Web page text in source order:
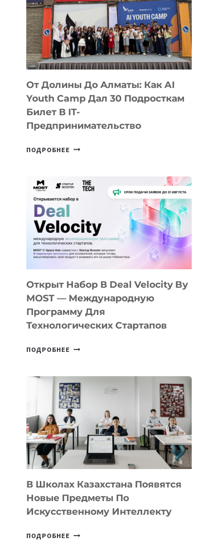
От Долины До Алматы: Как AI
Youth Camp Дал 30 Подросткам
Билет В IT-
Предпринимательство
ПОДРОБНЕЕ ОТ
АЛМАТЫ:
КАК
AI
YOUTH
CAMP
ДАЛ
30
ПОДРОСТКАМ
БИЛЕТ
В
ПРЕДПРИНИМАТЕЛЬСТВО
Открыт Набор В Deal Velocity By
MOST — Международную
Программу Для
Технологических Стартапов
ПОДРОБНЕЕ ОТКРЫТ
DEAL
VELOCITY
BY
MOST
—
МЕЖДУНАРОДНУЮ
ПРОГРАММУ
ДЛЯ
ТЕХНОЛОГИЧЕСКИХ
В Школах Казахстана Появятся
Новые Предметы По
Искусственному Интеллекту
ПОДРОБНЕЕ